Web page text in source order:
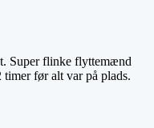
Super flinke flyttemænd
timer før alt var på plads.